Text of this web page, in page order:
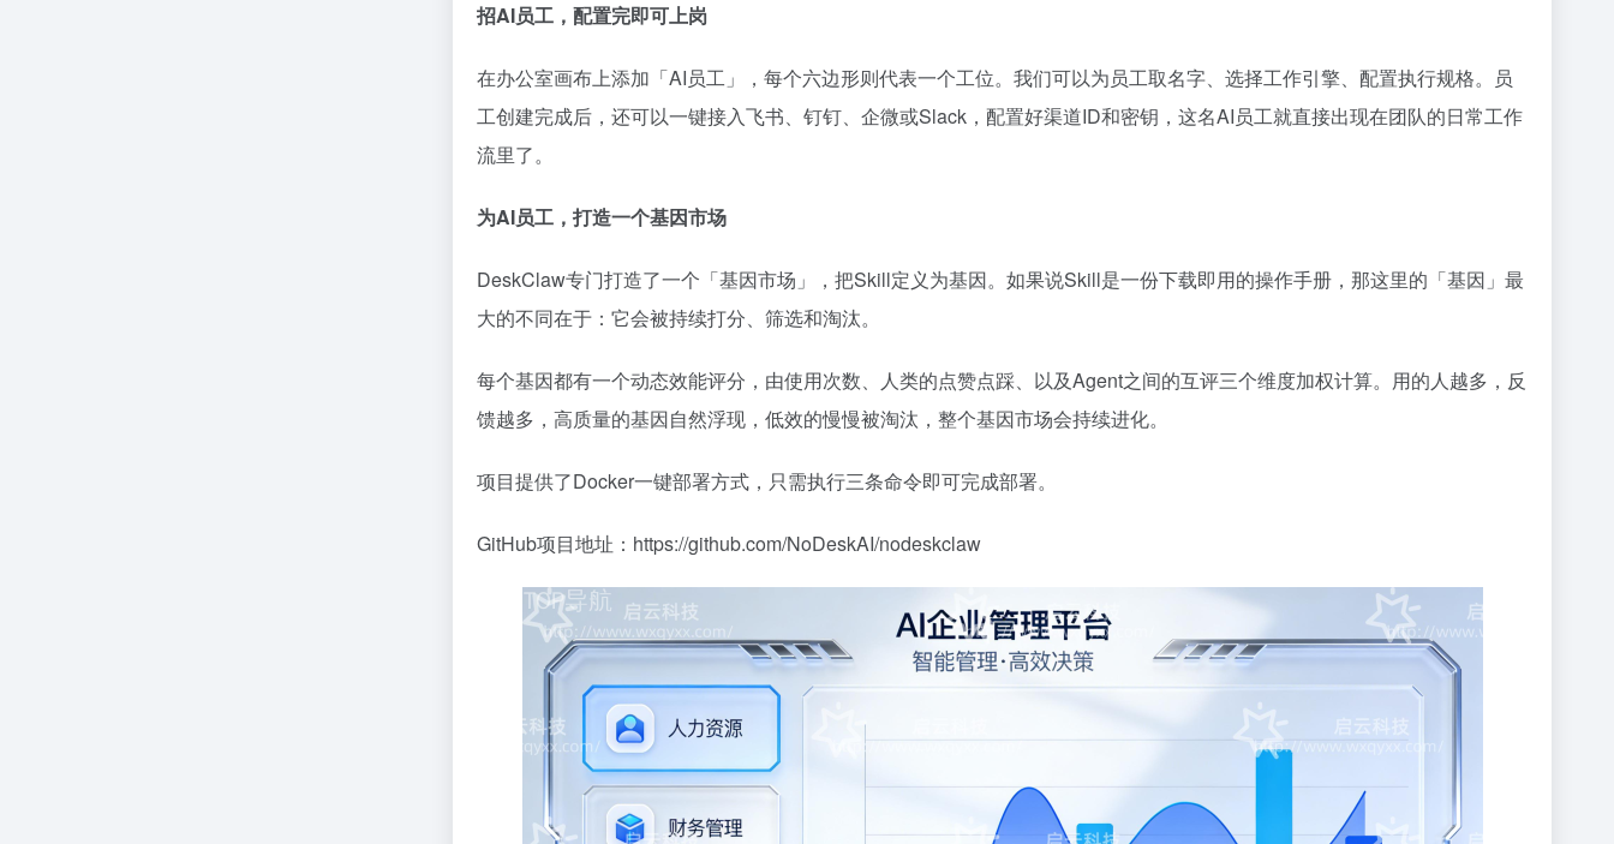
招AI员工，配置完即可上岗
在办公室画布上添加「AI员工」，每个六边形则代表一个工位。我们可以为员工取名字、选择工作引擎、配置执行规格。员
工创建完成后，还可以一键接入飞书、钉钉、企微或Slack，配置好渠道ID和密钥，这名AI员工就直接出现在团队的日常工作
流里了。
为AI员工，打造一个基因市场
DeskClaw专门打造了一个「基因市场」，把Skill定义为基因。如果说Skill是一份下载即用的操作手册，那这里的「基因」最
大的不同在于：它会被持续打分、筛选和淘汰。
每个基因都有一个动态效能评分，由使用次数、人类的点赞点踩、以及Agent之间的互评三个维度加权计算。用的人越多，反
馈越多，高质量的基因自然浮现，低效的慢慢被淘汰，整个基因市场会持续进化。
项目提供了Docker一键部署方式，只需执行三条命令即可完成部署。
GitHub项目地址：https://github.com/NoDeskAI/nodeskclaw